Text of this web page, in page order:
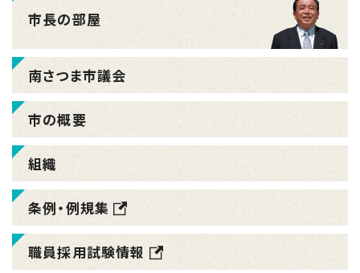
市長の部屋
南さつま市議会
市の概要
組織
条例・例規集
職員採用試験情報